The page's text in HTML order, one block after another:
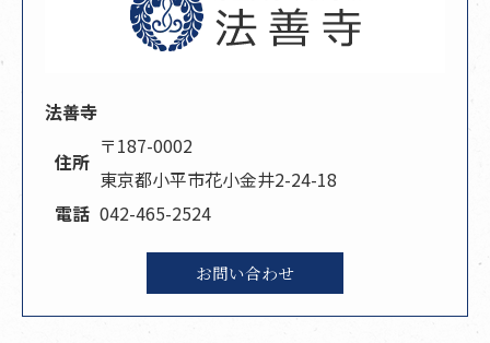
法善寺
住所
〒187-0002
東京都小平市花小金井2-24-18
電話 042-465-2524
お問い合わせ